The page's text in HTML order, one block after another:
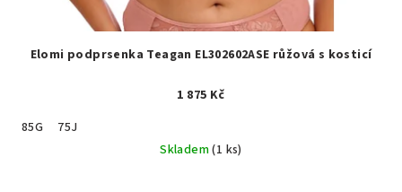
Elomi podprsenka Teagan EL302602ASE růžová s kosticí
1 875 Kč
85G
75J
Skladem(1 ks)